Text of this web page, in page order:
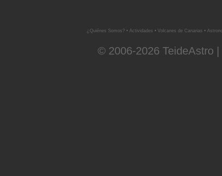
¿Quiénes Somos? • Actividades • Volcanes de Canarias •
© 2006-2026 TeideAstro |